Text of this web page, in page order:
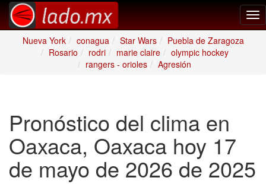
Nueva York
conagua Star Wars
Puebla de Zaragoza
Rosario
rodri marie claire
olympic hockey
rangers - orioles
Agresión
Pronóstico del clima en
Oaxaca, Oaxaca hoy 17
de mayo de 2026 de 2025